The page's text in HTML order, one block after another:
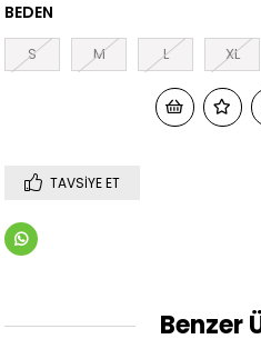
BEDEN
S M L XL
TAVSIYE ET
Benzer